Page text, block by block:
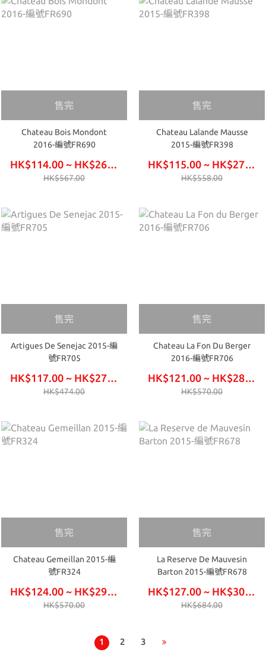
售完
Chateau Bois Mondont
2016-編號FR690
HK$114.00 ~ HK$267.00
HK$567.00
售完
Chateau Lalande Mausse
2015-編號FR398
HK$115.00 ~ HK$270.00
HK$558.00
售完
Artigues De Senejac 2015-編
號FR705
HK$117.00 ~ HK$276.00
HK$474.00
售完
Chateau La Fon Du Berger
2016-編號FR706
HK$121.00 ~ HK$288.00
HK$570.00
售完
Chateau Gemeillan 2015-編
號FR324
HK$124.00 ~ HK$297.00
HK$570.00
售完
La Reserve De Mauvesin
Barton 2015-編號FR678
HK$127.00 ~ HK$306.00
HK$684.00
1 2 3